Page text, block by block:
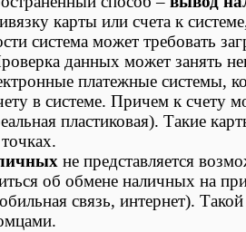
карты или счета к
система может требовать
данных может занять
платежные системы,
в системе. Причем к счету
пластиковая). Такие
не представляется
об обмене наличных на
связь, интернет).